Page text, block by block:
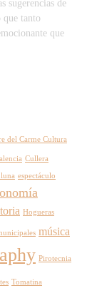
sugerencias de
que tanto
que
del Carme Cultura
Cullera
espectáculo
Hogueras
música
Pirotecnia
Tomatina